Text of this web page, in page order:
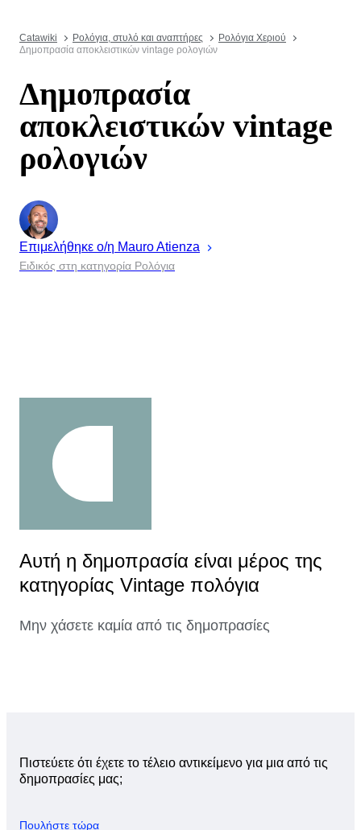
Catawiki Ρολόγια, στυλό και αναπτήρες
Ρολόγια Χεριού
Δημοπρασία αποκλειστικών vintage ρολογιών
Δημοπρασία
αποκλειστικών vintage
ρολογιών
Επιμελήθηκε ο/η MauroAtienza
Ειδικός στη κατηγορία Ρολόγια
Αυτή η δημοπρασία είναι μέρος της
κατηγορίας Vintage πολόγια
Μην χάσετε καμία από τις δημοπρασίες
Πιστεύετε ότι έχετε το τέλειο αντικείμενο για μια από τις
δημοπρασίες μας;
Πουλήστε τώρα